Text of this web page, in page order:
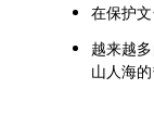
在保护
越来越
山人海的